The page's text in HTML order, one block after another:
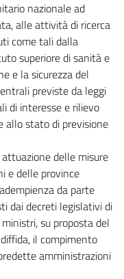
nazionale ad
alle attività di ricerca
come tali dalla
superiore di sanità e
e la sicurezza del
previste da leggi
di interesse e rilievo
allo stato di previsione
delle misure
e delle province
da parte
dai decreti legislativi di
su proposta del
il compimento
amministrazioni